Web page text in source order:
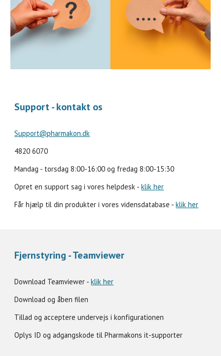
Support - kontakt os
Support@pharmakon.dk
4820 6070
Mandag - torsdag 8:00-16:00 og fredag 8:00-15:30
Opret en support sag i vores helpdesk -klik her
Får hjælp til din produkter i vores vidensdatabase -klik her
Fjernstyring - Teamviewer
Download Teamviewer -klik her
Download og åben filen
Tillad og acceptere undervejs i konfigurationen
Oplys IDog adgangskode til Pharmakons it-supporter